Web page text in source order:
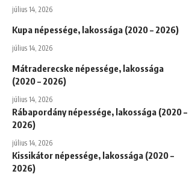
július 14, 2026
Kupa népessége, lakossága (2020 – 2026)
július 14, 2026
Mátraderecske népessége, lakossága
(2020 – 2026)
július 14, 2026
Rábapordány népessége, lakossága (2020 –
2026)
július 14, 2026
Kissikátor népessége, lakossága (2020 –
2026)